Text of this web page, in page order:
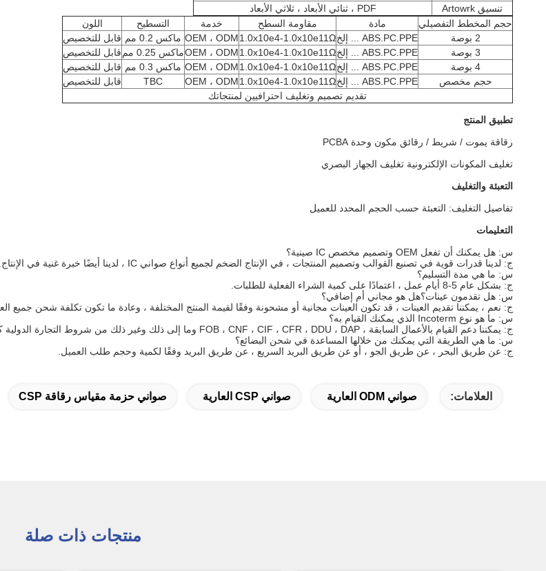
تنسيق Artowrk
PDF ، ثنائي الأبعاد ، ثلاثي الأبعاد
حجم المخطط التفصيلي
مادة مقاومة السطح خدمة التسطيح
اللون
2 بوصة
ABS.PC.PPE ... إلخ 1.0x10e4-1.0x10e11ΩOEM ، ODM ماكس 0.2 مم
قابل للتخصيص
3 بوصة
ABS.PC.PPE ... إلخ 1.0x10e4-1.0x10e11ΩOEM ، ODMماكس 0.25 مم
قابل للتخصيص
4 بوصة
ABS.PC.PPE ... إلخ 1.0x10e4-1.0x10e11ΩOEM ، ODM ماكس 0.3 مم
قابل للتخصيص
حجم مخصص
ABS.PC.PPE ... إلخ 1.0x10e4-1.0x10e11ΩOEM ، ODM TBC
قابل للتخصيص
تقديم تصميم وتغليف احترافيين لمنتجاتك
تطبيق المنتج
رقاقة يموت / شريط / رقائق مكون وحدة PCBA
تغليف المكونات الإلكترونية تغليف الجهاز البصري
التعبئة والتغليف
تفاصيل التغليف: التعبئة حسب الحجم المحدد للعميل
التعليمات
س: هل يمكنك أن تفعل OEM وتصميم مخصص IC صينية؟
ج: لدينا قدرات قوية في تصنيع القوالب وتصميم المنتجات ، في الإنتاج الضخم لجميع أنواع صواني IC ، لدينا أيضًا خبرة غنية في الإنتاج.
س: ما هي مدة التسليم؟
ج: بشكل عام 5-8 أيام عمل ، اعتمادًا على كمية الشراء الفعلية للطلبات.
س: هل تقدمون عينات؟هل هو مجاني أم إضافي؟
ج: نعم ، يمكننا تقديم العينات ، قد تكون العينات مجانية أو مشحونة وفقًا لقيمة المنتج المختلفة ، وعادة ما تكون تكلفة شحن جميع
س: ما هو نوع Incoterm الذي يمكنك القيام به؟
ج: يمكننا دعم القيام بالأعمال السابقة ، FOB ، CNF ، CIF ، CFR ، DDU ، DAP وما إلى ذلك وغير ذلك من شروط التجارة الدولية كما هو متفق عليه.
س: ما هي الطريقة التي يمكنك من خلالها المساعدة في شحن البضائع؟
ج: عن طريق البحر ، عن طريق الجو ، أو عن طريق البريد السريع ، عن طريق البريد وفقًا لكمية وحجم طلب العميل.
العلامات: صواني ODM العارية صواني CSP العارية صواني حزمة مقياس رقاقة CSP
منتجات ذات صلة